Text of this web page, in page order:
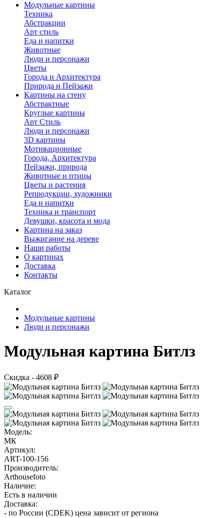
Модульные картины
Техника
Абстракции
Арт стиль
Еда и напитки
Животные
Люди и персонажи
Цветы
Города и Архитектура
Природа и Пейзажи
Картины на стену
Абстрактные
Круглые картины
Арт Стиль
Люди и персонажи
3D картины
Мотивационные
Города, Архитектура
Пейзажи, природа
Животные и птицы
Цветы и растения
Репродукции, художники
Еда и напитки
Техника и транспорт
Девушки, красота и мода
Картина на заказ
Выжигание на дереве
Наши работы
О картинах
Доставка
Контакты
Каталог
Модульные картины
Люди и персонажи
Модульная картина Битлз
Скидка - 4608 ₽
Модель:
МК
Артикул:
ART-100-156
Производитель:
Arthousefoto
Наличие:
Есть в наличии
Доставка:
- по России (CDEK) цена зависит от региона